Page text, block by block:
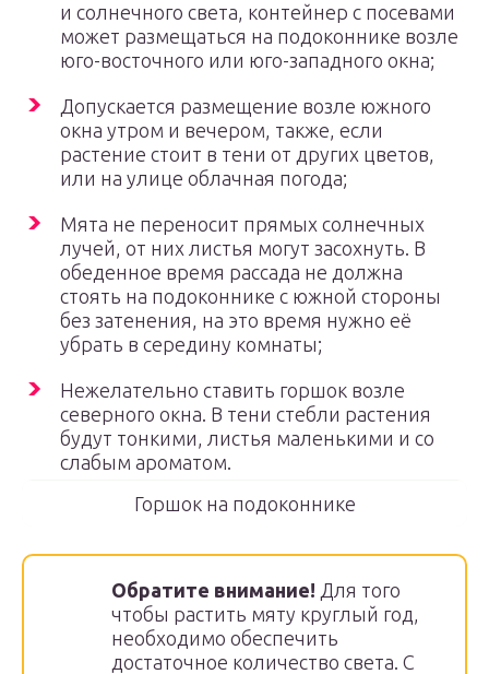
и солнечного света, контейнер с посевами
может размещаться на подоконнике возле
юго-восточного или юго-западного окна;
Допускается размещение возле южного
окна утром и вечером, также, если
растение стоит в тени от других цветов,
или на улице облачная погода;
Мята не переносит прямых солнечных
лучей, от них листья могут засохнуть. В
обеденное время рассада не должна
стоять на подоконнике с южной стороны
без затенения, на это время нужно её
убрать в середину комнаты;
Нежелательно ставить горшок возле
северного окна. В тени стебли растения
будут тонкими, листья маленькими и со
слабым ароматом.
Горшок на подоконнике
Обратите внимание! Для того
чтобы растить мяту круглый год,
необходимо обеспечить
достаточное количество света. С